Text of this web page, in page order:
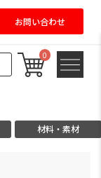
0
お問い合わせ
材料・素材